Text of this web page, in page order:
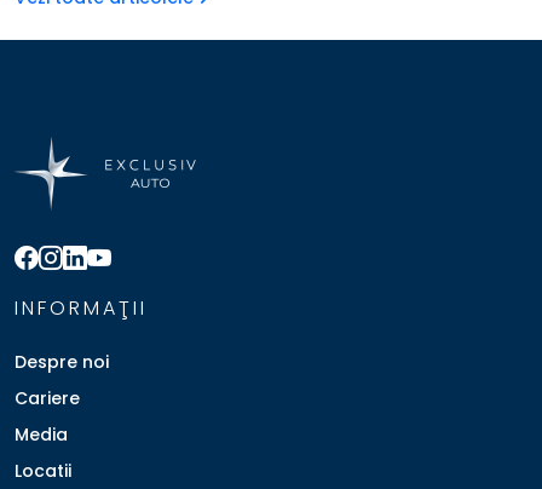
INFORMAŢII
Despre noi
Cariere
Media
Locatii